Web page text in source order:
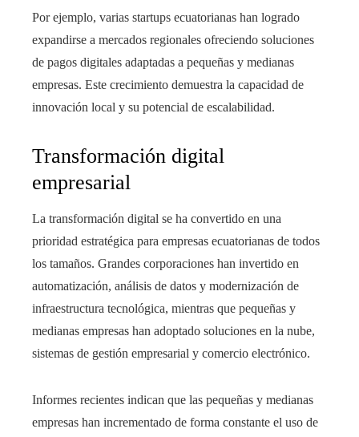
Por ejemplo, varias startups ecuatorianas han logrado
expandirse a mercados regionales ofreciendo soluciones
de pagos digitales adaptadas a pequeñas y medianas
empresas. Este crecimiento demuestra la capacidad de
innovación local y su potencial de escalabilidad.
Transformación digital
empresarial
La transformación digital se ha convertido en una
prioridad estratégica para empresas ecuatorianas de todos
los tamaños. Grandes corporaciones han invertido en
automatización, análisis de datos y modernización de
infraestructura tecnológica, mientras que pequeñas y
medianas empresas han adoptado soluciones en la nube,
sistemas de gestión empresarial y comercio electrónico.
Informes recientes indican que las pequeñas y medianas
empresas han incrementado de forma constante el uso de